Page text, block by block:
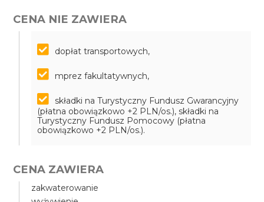
CENA NIE ZAWIERA
dopłat transportowych,
mprez fakultatywnych,
składki na Turystyczny Fundusz Gwarancyjny
(płatna obowiązkowo +2 PLN/os.), składki na
Turystyczny Fundusz Pomocowy (płatna
obowiązkowo +2 PLN/os.).
CENA ZAWIERA
zakwaterowanie